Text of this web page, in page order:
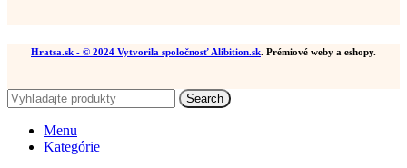
Hratsa.sk - © 2024 Vytvorila spoločnosť Alibition.sk. Prémiové weby a eshopy.
Search
Menu
Kategórie